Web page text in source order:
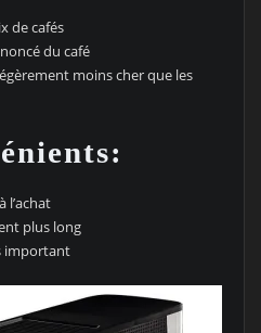
de cafés
du café
moins cher que les
l’achat
plus long
important